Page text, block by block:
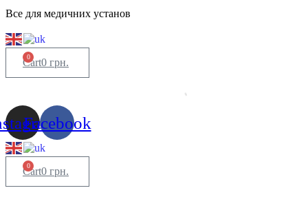
Все для медичних установ
0 грн.
0
Cart
Facebook
0 грн.
0
Cart